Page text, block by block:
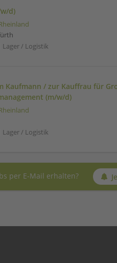
d)
/ Logistik
Kaufmann / zur Kauffrau für
(m/w/d)
/ Logistik
per E-Mail erhalten?